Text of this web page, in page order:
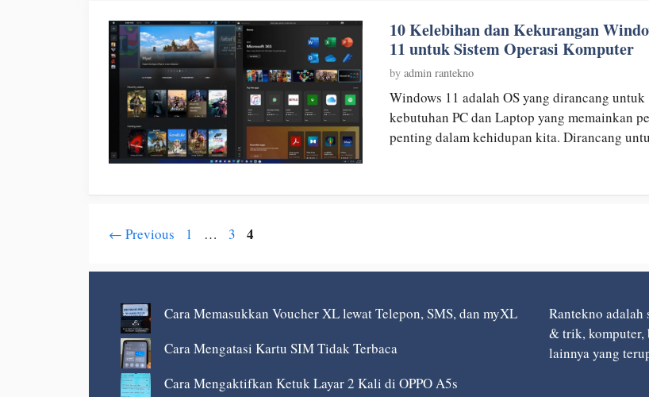
10 Kelebihan dan Kekurangan
11 untuk Sistem Operasi Komputer
by admin rantekno
Windows 11 adalah OS yang dirancang untuk
kebutuhan PC dan Laptop yang memainkan
penting dalam kehidupan kita. Dirancang
← Previous Page
1 … Page
3 Page
4
Cara Memasukkan Voucher XL lewat Telepon, SMS, dan myXL
Cara Mengatasi Kartu SIM Tidak Terbaca
Cara Mengaktifkan Ketuk Layar 2 Kali di OPPO A5s
Rantekno
& trik, komputer,
lainnya yang